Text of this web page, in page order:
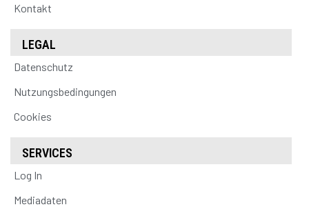
Kontakt
LEGAL
Datenschutz
Nutzungsbedingungen
Cookies
SERVICES
Log In
Mediadaten